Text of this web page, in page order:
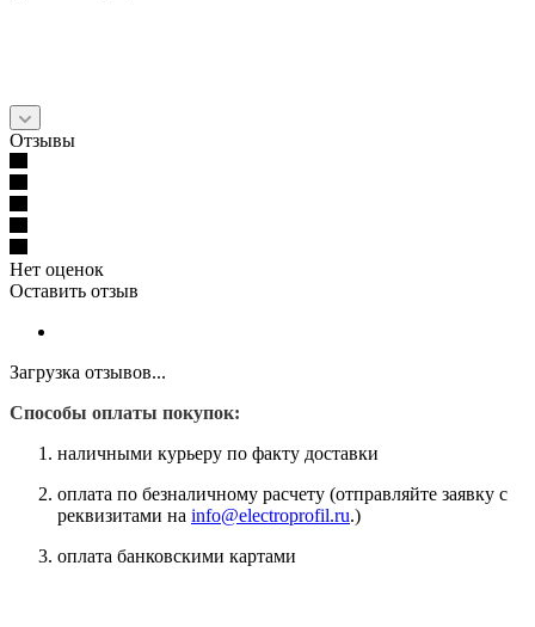
Отзывы
Нет оценок
Оставить отзыв
Загрузка отзывов...
Способы оплаты покупок:
наличными курьеру по факту доставки
оплата по безналичному расчету (отправляйте заявку с
реквизитами на info@electroprofil.ru.)
оплата банковскими картами